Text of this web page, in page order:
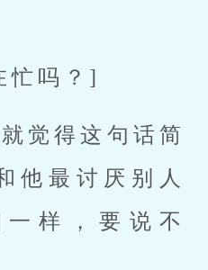
忙吗？]
觉得这句话简
他最讨厌别人
样，要说不